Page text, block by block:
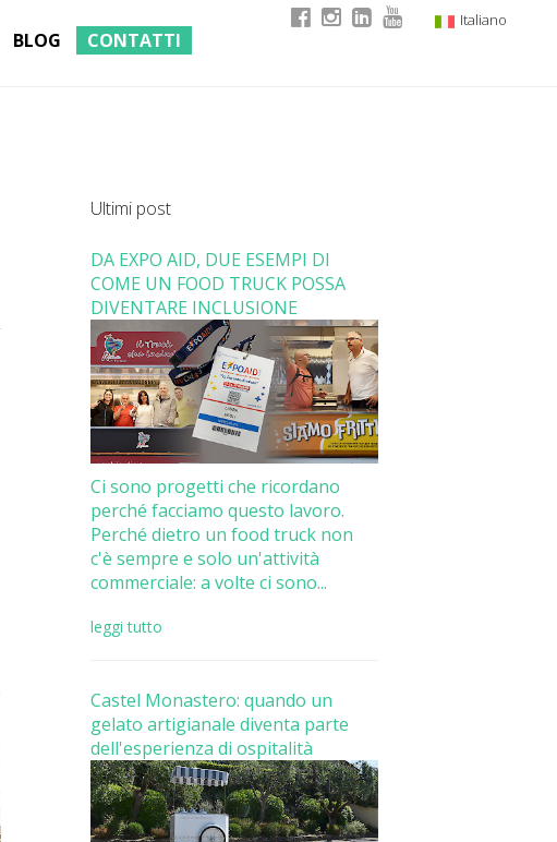
Italiano
BLOG CONTATTI
Ultimi post
DA EXPO AID, DUE ESEMPI DI
COME UN FOOD TRUCK POSSA
DIVENTARE INCLUSIONE
Ci sono progetti che ricordano
perché facciamo questo lavoro.
Perché dietro un food truck non
c'è sempre e solo un'attività
commerciale: a volte ci sono...
leggi tutto
Castel Monastero: quando un
gelato artigianale diventa parte
dell'esperienza di ospitalità